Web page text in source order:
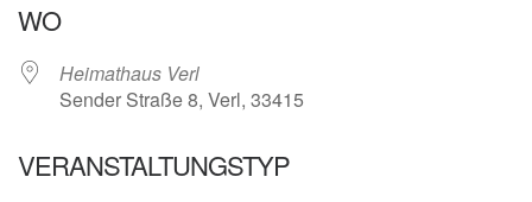
WO
Heimathaus Verl
Sender Straße 8, Verl, 33415
VERANSTALTUNGSTYP